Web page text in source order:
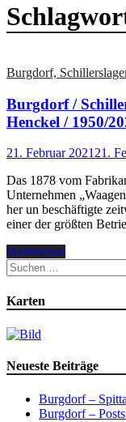
Burgdorf,
Burgdorf /
Henckel / 1950/
21. Februar 2021 21.
Das 1878 vom
Unternehmen
her un beschäftigte
einer der größten
Weiterlesen
Suchen
nach:
Karten
Neueste Beiträge
Burgdorf –
Burgdorf –